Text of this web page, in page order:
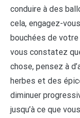
conduire à des
cela, engagez-
bouchées de votre
vous constatez
chose, pensez à
herbes et des
diminuer
jusqu’à ce que